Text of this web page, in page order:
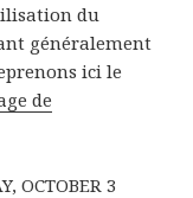
du
généralement
ici le
de
OCTOBER 3